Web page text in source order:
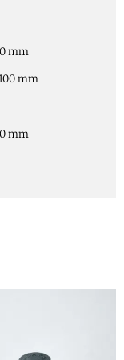
mm
mm
mm